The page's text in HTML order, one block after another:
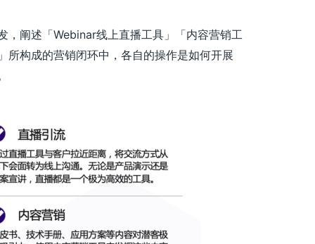
，阐述「Webinar线上直播工具」「内容营销工
所构成的营销闭环中，各自的操作是如何开展